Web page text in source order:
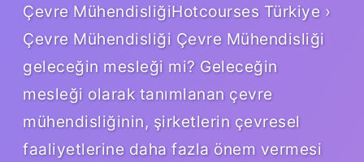
Çevre MühendisliğiHotcourses Türkiye ›
Çevre Mühendisliği Çevre Mühendisliği
geleceğin mesleği mi? Geleceğin
mesleği olarak tanımlanan çevre
mühendisliğinin, şirketlerin çevresel
faaliyetlerine daha fazla önem vermesi